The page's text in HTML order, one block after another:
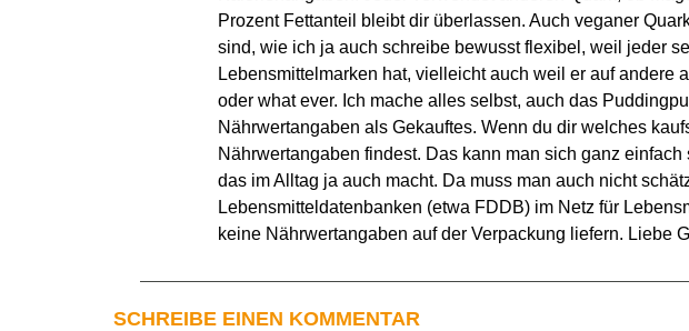
Prozent Fettanteil bleibt dir überlassen. Auch veganer
sind, wie ich ja auch schreibe bewusst flexibel, weil jeder
Lebensmittelmarken hat, vielleicht auch weil er auf andere
oder what ever. Ich mache alles selbst, auch das
Nährwertangaben als Gekauftes. Wenn du dir welches
Nährwertangaben findest. Das kann man sich ganz
das im Alltag ja auch macht. Da muss man auch nicht
Lebensmitteldatenbanken (etwa FDDB) im Netz für
keine Nährwertangaben auf der Verpackung liefern. Liebe
SCHREIBE EINEN KOMMENTAR